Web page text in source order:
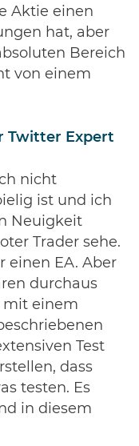
Aktie einen
hat, aber
Bereich
von einem
Twitter Expert
nicht
ist und ich
Neuigkeit
Trader sehe.
einen EA. Aber
durchaus
mit einem
Test
dass
testen. Es
in diesem